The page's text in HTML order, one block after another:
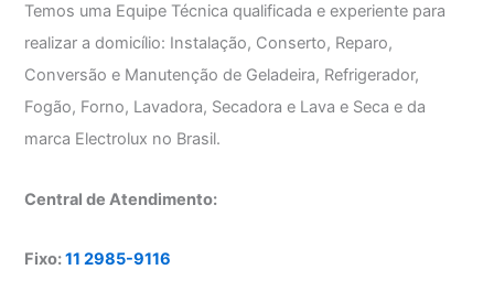
Temos uma Equipe Técnica qualificada e experiente para
realizar a domicílio: Instalação, Conserto, Reparo,
Conversão e Manutenção de Geladeira, Refrigerador,
Fogão, Forno, Lavadora, Secadora e Lava e Seca e da
marca Electrolux no Brasil.
Central de Atendimento:
Fixo:11 2985-9116